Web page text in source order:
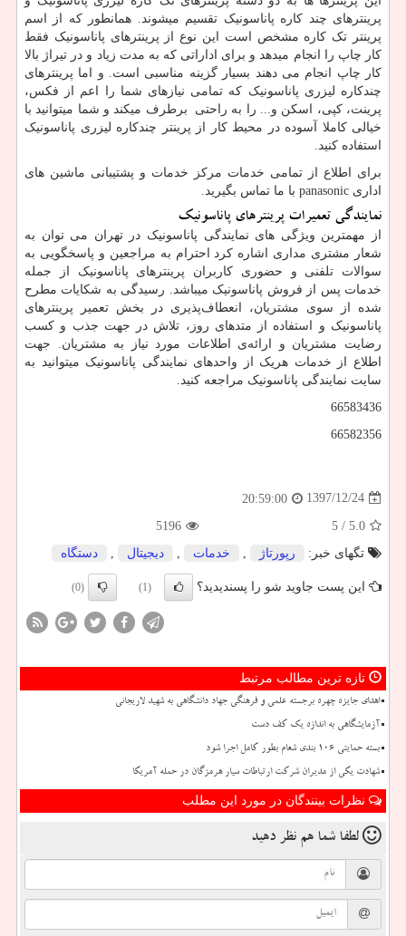
پرینترهای چند کاره پاناسونیک تقسیم میشوند. همانطور که از اسم
پرینتر تک کاره مشخص است این نوع از پرینترهای پاناسونیک فقط
کار چاپ را انجام میدهد و برای اداراتی که به مدت زیاد و در تیراژ بالا
کار چاپ انجام می دهند بسیار گزینه مناسبی است. و اما پرینترهای
چندکاره لیزری پاناسونیک که تمامی نیازهای شما را اعم از فکس،
پرینت، کپی، اسکن و... را به راحتی برطرف میکند و شما میتوانید با
خیالی کاملا آسوده در محیط کار از پرینتر چندکاره لیزری پاناسونیک
استفاده کنید.
برای اطلاع از تمامی خدمات مرکز خدمات و پشتیبانی ماشین های
اداری panasonic با ما تماس بگیرید.
نمایندگی تعمیرات پرینترهای پاناسونیک
از مهمترین ویژگی های نمایندگی پاناسونیک در تهران می توان به
شعار مشتری مداری اشاره کرد احترام به مراجعین و پاسخگویی به
سوالات تلفنی و حضوری کاربران پرینترهای پاناسونیک از جمله
خدمات پس از فروش پاناسونیک میباشد. رسیدگی به شکایات مطرح
شده از سوی مشتریان، انعطاف‌پذیری در بخش تعمیر پرینترهای
پاناسونیک و استفاده از متدهای روز، تلاش در جهت جذب و کسب
رضایت مشتریان و ارائه‌ی اطلاعات مورد نیاز به مشتریان. جهت
اطلاع از خدمات هریک از واحدهای نمایندگی پاناسونیک میتوانید به
سایت نمایندگی پاناسونیک مراجعه کنید.
66583436
66582356
1397/12/24
20:59:00
5.0
/ 5
5196
تگهای خبر:
رپورتاژ خدمات دیجیتال دستگاه
این پست جاوید شو را پسندیدید؟ (1)
(0)
تازه ترین مطالب مرتبط
اهدای جایزه چهره برجسته علمی و فرهنگی جهاد دانشگاهی به شهید لاریجانی
آزمایشگاهی به اندازه یک کف دست
بسته حمایتی ۱۰۶ بندی شعام بطور کامل اجرا شود
شهادت یکی از مدیران شرکت ارتباطات سیار هرمزگان در حمله آمریکا
نظرات بینندگان در مورد این مطلب
لطفا شما هم نظر دهید